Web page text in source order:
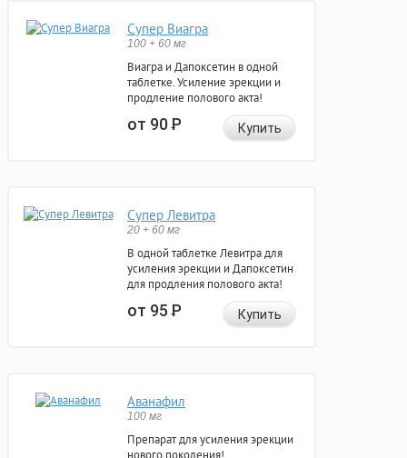
Супер Виагра
100 + 60 мг
Виагра и Дапоксетин в одной
таблетке. Усиление эрекции и
продление полового акта!
от 90Р Купить
Супер Левитра
20 + 60 мг
В одной таблетке Левитра для
усиления эрекции и Дапоксетин
для продления полового акта!
от 95Р Купить
Аванафил
100 мг
Препарат для усиления эрекции